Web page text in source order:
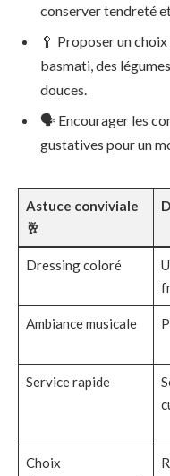
conserver tendreté
🥄 Proposer un
basmati, des
douces.
🗣️ Encourager les
gustatives pour un
Astuce conviviale
🥂
Dressing coloré
Ambiance musicale
Service rapide
Choix